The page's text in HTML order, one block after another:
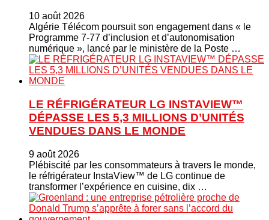
10 août 2026
Algérie Télécom poursuit son engagement dans « le
Programme 7-77 d’inclusion et d’autonomisation
numérique », lancé par le ministère de la Poste …
LE RÉFRIGÉRATEUR LG INSTAVIEW™
DÉPASSE LES 5,3 MILLIONS D’UNITÉS
VENDUES DANS LE MONDE
9 août 2026
Plébiscité par les consommateurs à travers le monde,
le réfrigérateur InstaView™ de LG continue de
transformer l’expérience en cuisine, dix …